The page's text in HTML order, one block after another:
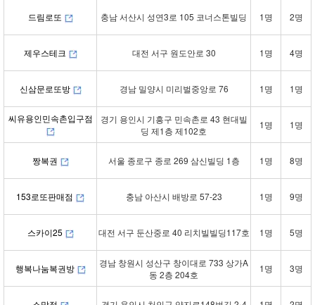
드림로또 충남 서산시 성연3로 105 코너스톤빌딩 1명 2명
제우스테크 대전 서구 원도안로 30 1명 4명
신삼문로또방 경남 밀양시 미리벌중앙로 76 1명 1명
씨유용인민속촌입구점
경기 용인시 기흥구 민속촌로 43 현대빌
딩 제1층 제102호
1명 1명
짱복권 서울 종로구 종로 269 삼신빌딩 1층 1명 8명
153로또판매점 충남 아산시 배방로 57-23 1명 9명
스카이25 대전 서구 둔산중로 40 리치빌빌딩117호 1명 5명
행복나눔복권방
경남 창원시 성산구 창이대로 733 상가A
동 2층 204호
1명 3명